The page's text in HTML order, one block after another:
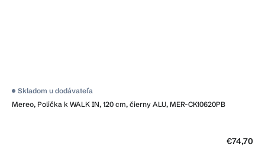
Mereo, Polička k WALK IN, 120 cm, čierny ALU, MER-CK10620PB
Skladom u dodávateľa
€74,70